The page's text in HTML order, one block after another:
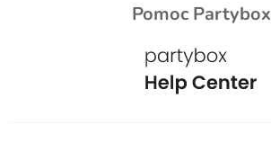
Pomoc Partybox